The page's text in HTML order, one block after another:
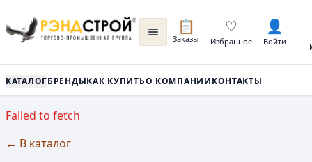
📋
Заказы
♡
Избранное
👤
Войти
КАТАЛОГБРЕНДЫКАК КУПИТЬО КОМПАНИИКОНТАКТЫ
Failed to fetch
← В каталог